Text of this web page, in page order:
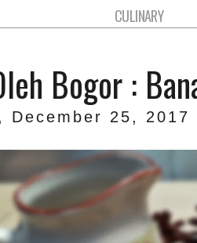
CULINARY
Bogor :
December 25, 2017